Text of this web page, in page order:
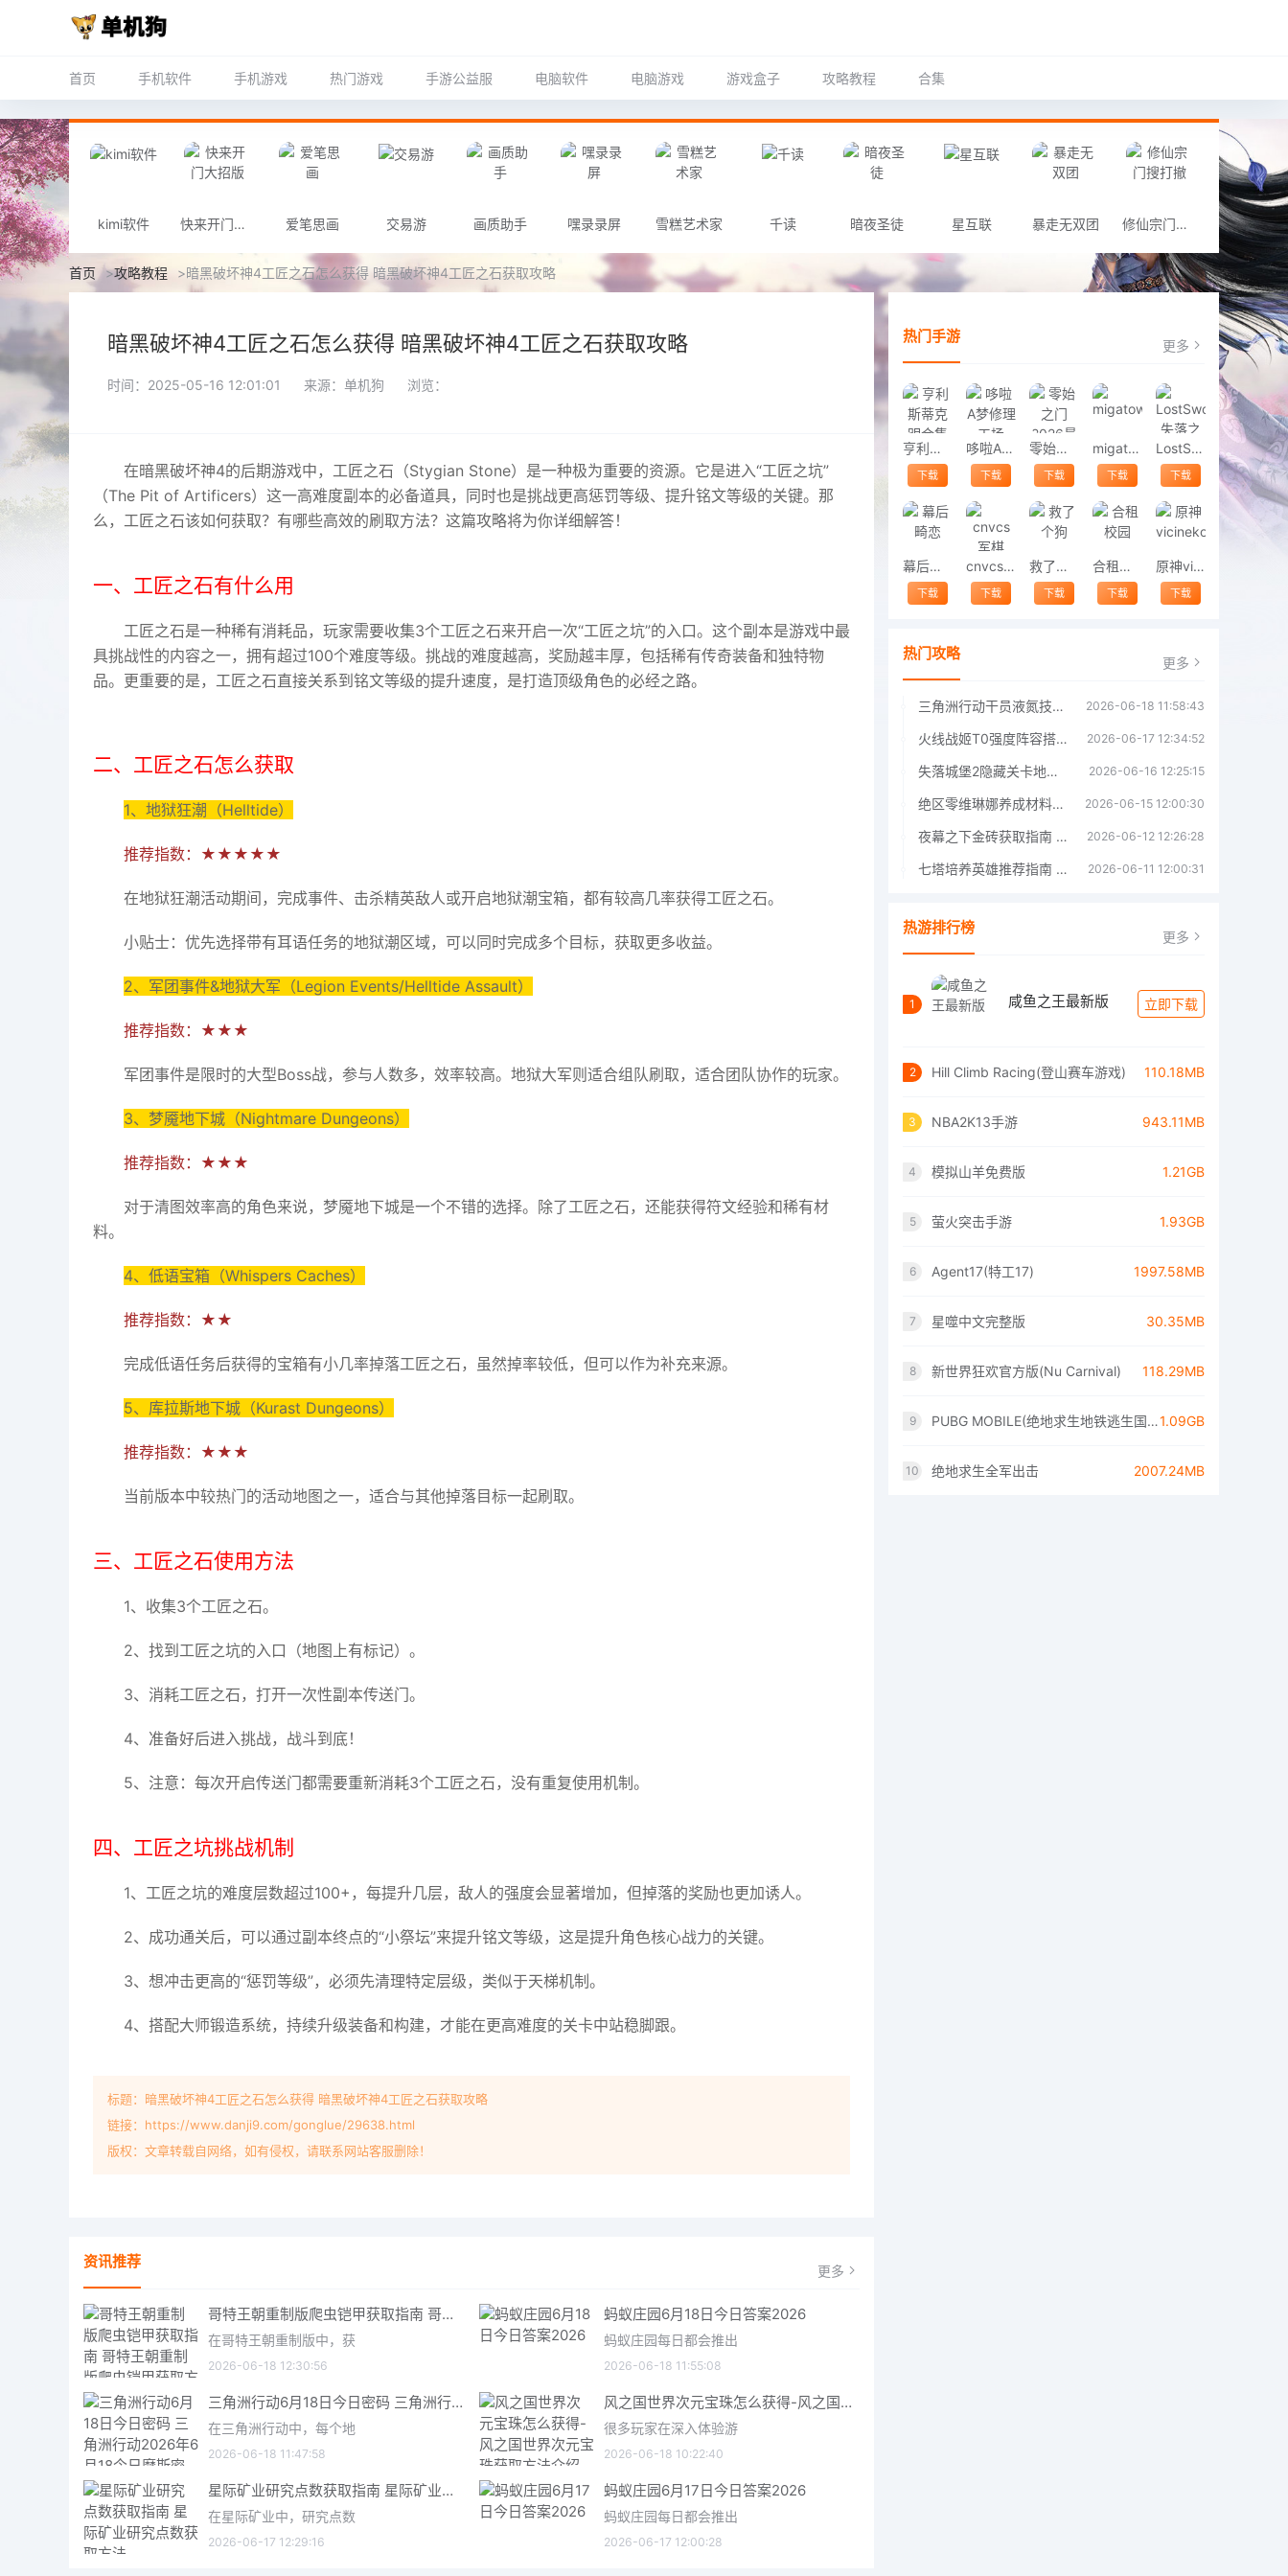
首页 手机软件 手机游戏 热门游戏 手游公益服 电脑软件 电脑游戏 游戏盒子 攻略教程 合集
kimi软件 快来开门大招版 爱笔思画 交易游 画质助手 嘿录录屏 雪糕艺术家 千读 暗夜圣徒 星互联 暴走无双团 修仙宗门搜打撤
首页 >攻略教程 >暗黑破坏神4工匠之石怎么获得 暗黑破坏神4工匠之石获取攻略
暗黑破坏神4工匠之石怎么获得 暗黑破坏神4工匠之石获取攻略
时间：2025-05-16 12:01:01 来源：单机狗 浏览：
在暗黑破坏神4的后期游戏中，工匠之石（Stygian Stone）是一种极为重要的资源。它是进入“工匠之坑”
（The Pit of Artificers）这一高难度副本的必备道具，同时也是挑战更高惩罚等级、提升铭文等级的关键。那
么，工匠之石该如何获取？有哪些高效的刷取方法？这篇攻略将为你详细解答！
一、工匠之石有什么用
工匠之石是一种稀有消耗品，玩家需要收集3个工匠之石来开启一次“工匠之坑”的入口。这个副本是游戏中最
具挑战性的内容之一，拥有超过100个难度等级。挑战的难度越高，奖励越丰厚，包括稀有传奇装备和独特物
品。更重要的是，工匠之石直接关系到铭文等级的提升速度，是打造顶级角色的必经之路。
二、工匠之石怎么获取
1、地狱狂潮（Helltide）
推荐指数：★★★★★
在地狱狂潮活动期间，完成事件、击杀精英敌人或开启地狱潮宝箱，都有较高几率获得工匠之石。
小贴士：优先选择带有耳语任务的地狱潮区域，可以同时完成多个目标，获取更多收益。
2、军团事件&地狱大军（Legion Events/Helltide Assault）
推荐指数：★★★
军团事件是限时的大型Boss战，参与人数多，效率较高。地狱大军则适合组队刷取，适合团队协作的玩家。
3、梦魇地下城（Nightmare Dungeons）
推荐指数：★★★
对于清图效率高的角色来说，梦魇地下城是一个不错的选择。除了工匠之石，还能获得符文经验和稀有材
料。
4、低语宝箱（Whispers Caches）
推荐指数：★★
完成低语任务后获得的宝箱有小几率掉落工匠之石，虽然掉率较低，但可以作为补充来源。
5、库拉斯地下城（Kurast Dungeons）
推荐指数：★★★
当前版本中较热门的活动地图之一，适合与其他掉落目标一起刷取。
三、工匠之石使用方法
1、收集3个工匠之石。
2、找到工匠之坑的入口（地图上有标记）。
3、消耗工匠之石，打开一次性副本传送门。
4、准备好后进入挑战，战斗到底！
5、注意：每次开启传送门都需要重新消耗3个工匠之石，没有重复使用机制。
四、工匠之坑挑战机制
1、工匠之坑的难度层数超过100+，每提升几层，敌人的强度会显著增加，但掉落的奖励也更加诱人。
2、成功通关后，可以通过副本终点的“小祭坛”来提升铭文等级，这是提升角色核心战力的关键。
3、想冲击更高的“惩罚等级”，必须先清理特定层级，类似于天梯机制。
4、搭配大师锻造系统，持续升级装备和构建，才能在更高难度的关卡中站稳脚跟。
标题：暗黑破坏神4工匠之石怎么获得 暗黑破坏神4工匠之石获取攻略
链接：https://www.danji9.com/gonglue/29638.html
版权：文章转载自网络，如有侵权，请联系网站客服删除！
资讯推荐 更多
哥特王朝重制版爬虫铠甲获取指南 哥特王朝重制版爬虫铠甲获取方法
在哥特王朝重制版中，获
2026-06-18 12:30:56
蚂蚁庄园6月18日今日答案2026
蚂蚁庄园每日都会推出
2026-06-18 11:55:08
三角洲行动6月18日今日密码 三角洲行动2026年6月18今日摩斯密码分享
在三角洲行动中，每个地
2026-06-18 11:47:58
风之国世界次元宝珠怎么获得-风之国世界次元宝珠获取方法介绍
很多玩家在深入体验游
2026-06-18 10:22:40
星际矿业研究点数获取指南 星际矿业研究点数获取方法
在星际矿业中，研究点数
2026-06-17 12:29:16
蚂蚁庄园6月17日今日答案2026
蚂蚁庄园每日都会推出
2026-06-17 12:00:28
热门手游 更多
亨利斯蒂克明合集
下载
哆啦A梦修理工场
下载
零始之门2026最新版
下载
migatowemyworld1.68
下载
LostSword失落之剑
下载
幕后畸恋
下载
cnvcs军棋
下载
救了个狗
下载
合租校园
下载
原神vicineko
下载
热门攻略 更多
三角洲行动干员液氮技能效果详解 三角洲行动干员液氮技能介绍 2026-06-18 11:58:43
火线战姬T0强度阵容搭配推荐 火线战姬T0强度阵容哪个好 2026-06-17 12:34:52
失落城堡2隐藏关卡地图解锁指南 2026-06-16 12:25:15
绝区零维琳娜养成材料汇总指南 2026-06-15 12:00:30
夜幕之下金砖获取指南 夜幕之下金砖获取方法 2026-06-12 12:26:28
七塔培养英雄推荐指南 七塔培养哪个英雄好 2026-06-11 12:00:31
热游排行榜 更多
1 咸鱼之王最新版 立即下载
2 Hill Climb Racing(登山赛车游戏) 110.18MB
3 NBA2K13手游 943.11MB
4 模拟山羊免费版 1.21GB
5 萤火突击手游 1.93GB
6 Agent17(特工17) 1997.58MB
7 星噬中文完整版 30.35MB
8 新世界狂欢官方版(Nu Carnival) 118.29MB
9 PUBG MOBILE(绝地求生地铁逃生国际服)1.09GB
10 绝地求生全军出击 2007.24MB